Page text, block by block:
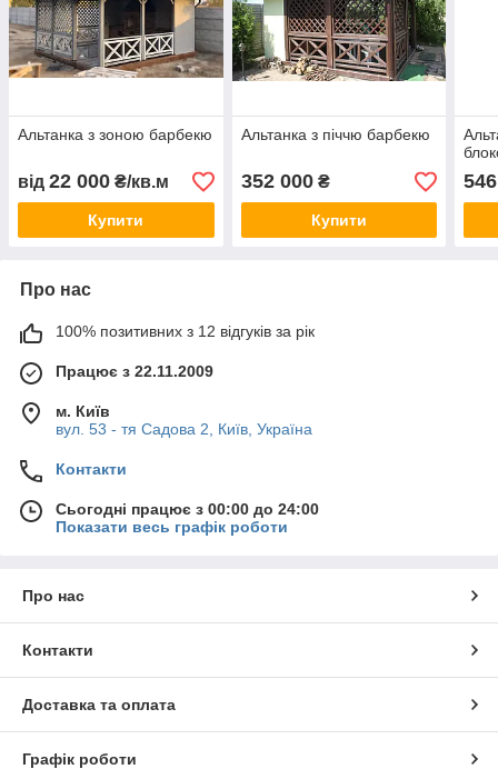
Альтанка з зоною барбекю
від 22 000 ₴/кв.м
Купити
Альтанка з піччю барбекю
352 000₴
Купити
Про нас
100% позитивних з 12 відгуків за рік
Працює з 22.11.2009
м. Київ
вул. 53 - тя Садова 2, Київ, Україна
Контакти
Сьогодні працює з 00:00 до 24:00
Показати весь графік роботи
Про нас
Контакти
Доставка та оплата
Графік роботи